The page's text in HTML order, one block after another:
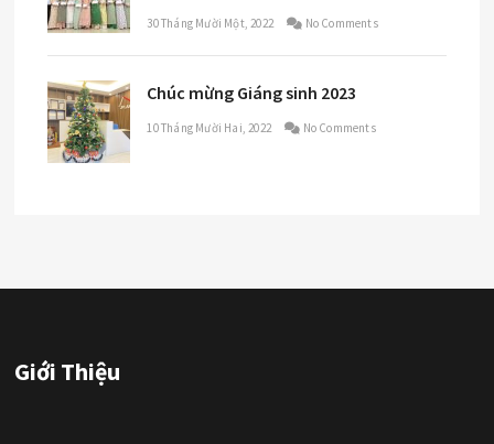
30 Tháng Mười Một, 2022 No Comments
Chúc mừng Giáng sinh 2023
10 Tháng Mười Hai, 2022 No Comments
Giới Thiệu